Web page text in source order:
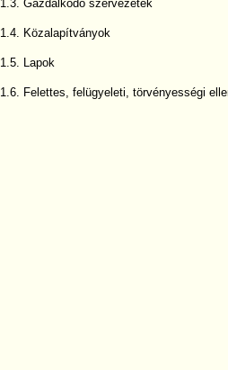
1.3. Gazdálkodó szervezetek
1.4. Közalapítványok
1.5. Lapok
1.6. Felettes, felügyeleti, törvényességi